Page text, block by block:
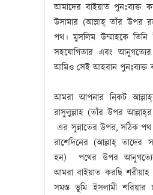
আমাদের বাইয়াত পুনঃব্যক্ত
উসামার (আল্লাহ্‌ তাঁর উপর
পথ। মুসলিম উম্মাহকে তিনি
সহযোগিতার এবং
আমিও সেই আহবান পুনঃব্যক্ত
আমরা আপনার নিকট
রাসুলুল্লাহ (তাঁর উপর আল্লাহ্‌র
এর সুন্নাতের উপর, সঠিক পথ
রাশেদিনের (আল্লাহ্‌ তাদের
হন) পথের উপর
আমরা বাইয়াত করছি শরীয়াহ
সমস্ত ভূমি ইসলামী